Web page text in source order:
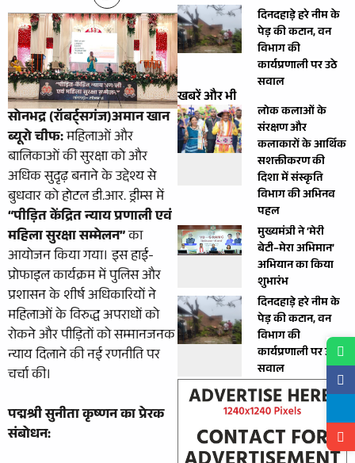
सोनभद्र (रॉबर्ट्सगंज)अमान खान
ब्यूरो चीफ:महिलाओं और
बालिकाओं की सुरक्षा को और
अधिक सुदृढ़ बनाने के उद्देश्य से
बुधवार को होटल डी.आर. ड्रीम्स में
“पीड़ित केंद्रित न्याय प्रणाली एवं
महिला सुरक्षा सम्मेलन”का
आयोजन किया गया। इस हाई-
प्रोफाइल कार्यक्रम में पुलिस और
प्रशासन के शीर्ष अधिकारियों ने
महिलाओं के विरुद्ध अपराधों को
रोकने और पीड़ितों को सम्मानजनक
न्याय दिलाने की नई रणनीति पर
चर्चा की।
पद्मश्री सुनीता कृष्णन का प्रेरक
संबोधन:
दिनदहाड़े हरे नीम के
पेड़ की कटान, वन
विभाग की
कार्यप्रणाली पर उठे
सवाल
खबरें और भी
लोक कलाओं के
संरक्षण और
कलाकारों के आर्थिक
सशक्तीकरण की
दिशा में संस्कृति
विभाग की अभिनव
पहल
मुख्यमंत्री ने ‘मेरी
बेटी–मेरा अभिमान’
अभियान का किया
शुभारंभ
दिनदहाड़े हरे नीम के
पेड़ की कटान, वन
विभाग की
कार्यप्रणाली पर उठे
सवाल